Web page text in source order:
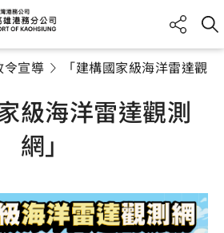
令宣導 「建構國家級海洋雷達觀
級海洋雷達觀測
網」